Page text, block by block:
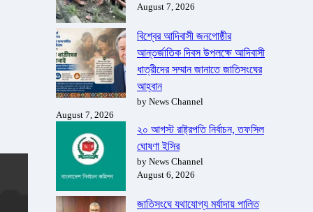
August 7, 2026
বিশ্বের আদিবাসী জনগোষ্ঠীর
আন্তর্জাতিক দিবস উপলক্ষে আদিবাসী
ধাত্রীদের সম্মান জানাতে জাতিসংঘের
আহ্বান
by News Channel
August 7, 2026
২০ আগস্ট রাষ্ট্রপতি নির্বাচন, তফসিল
ঘোষণা ইসির
by News Channel
August 6, 2026
জাতিসংঘে যথাযোগ্য মর্যাদায় পালিত